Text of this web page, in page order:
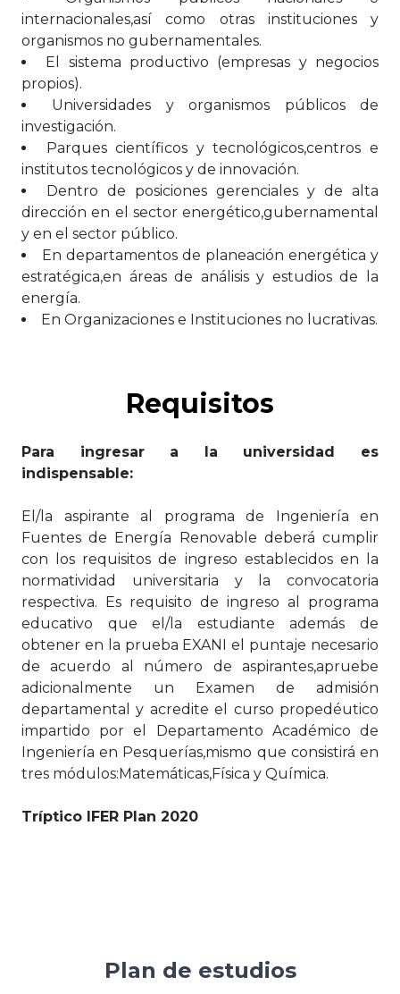
internacionales,así como otras instituciones y
organismos no gubernamentales.
El sistema productivo (empresas y negocios
propios).
Universidades y organismos públicos de
investigación.
Parques científicos y tecnológicos,centros e
institutos tecnológicos y de innovación.
Dentro de posiciones gerenciales y de alta
dirección en el sector energético,gubernamental
y en el sector público.
En departamentos de planeación energética y
estratégica,en áreas de análisis y estudios de la
energía.
En Organizaciones e Instituciones no lucrativas.
Requisitos
Para ingresar a la universidad es
indispensable:
El/la aspirante al programa de Ingeniería en
Fuentes de Energía Renovable deberá cumplir
con los requisitos de ingreso establecidos en la
normatividad universitaria y la convocatoria
respectiva. Es requisito de ingreso al programa
educativo que el/la estudiante además de
obtener en la prueba EXANI el puntaje necesario
de acuerdo al número de aspirantes,apruebe
adicionalmente un Examen de admisión
departamental y acredite el curso propedéutico
impartido por el Departamento Académico de
Ingeniería en Pesquerías,mismo que consistirá en
tres módulos:Matemáticas,Física y Química.
Tríptico IFER Plan 2020
Plan de estudios